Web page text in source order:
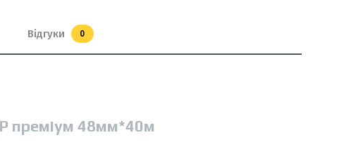
Відгуки 0
преміум 48мм*40м